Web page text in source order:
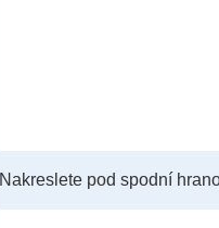
Nakreslete pod spodní